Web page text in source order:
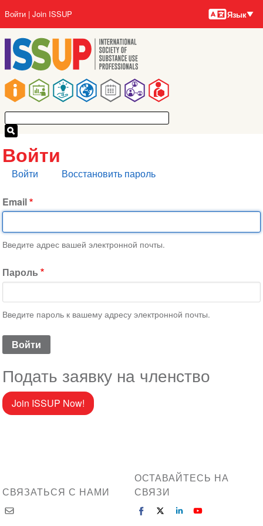
основному
содержанию
Main
navigation
User
account
menu
Войти Join ISSUP Языки
Язык
Войти
Главные
Войти Восстановить пароль
Email
Введите адрес вашей электронной почты.
Пароль
Введите пароль к вашему адресу электронной почты.
Подать заявку на членство
Join ISSUP Now!
СВЯЗАТЬСЯ С НАМИ
ОСТАВАЙТЕСЬ НА
СВЯЗИ